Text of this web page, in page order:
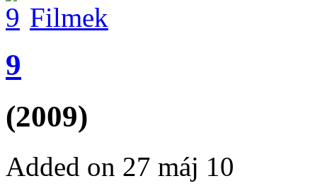
Filmek
9
(2009)
Added on 27 máj 10